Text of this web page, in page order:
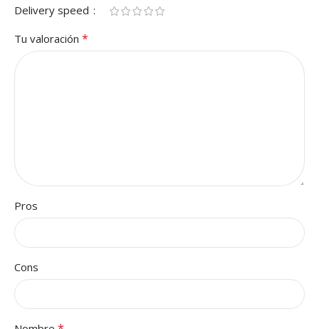
Delivery speed
Tu valoración *
Pros
Cons